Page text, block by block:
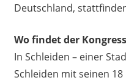
Deutschland,
Wo findet der
In Schleiden – einer
Schleiden mit seinen